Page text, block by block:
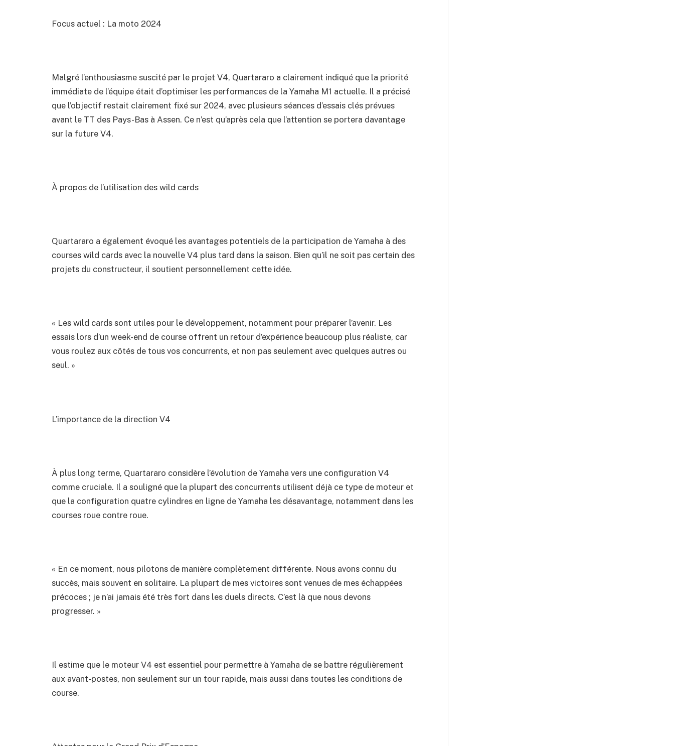
Focus actuel : La moto 2024
Malgré l’enthousiasme suscité par le projet V4, Quartararo a clairement indiqué que la priorité
immédiate de l’équipe était d’optimiser les performances de la Yamaha M1 actuelle. Il a précisé
que l’objectif restait clairement fixé sur 2024, avec plusieurs séances d’essais clés prévues
avant le TT des Pays-Bas à Assen. Ce n’est qu’après cela que l’attention se portera davantage
sur la future V4.
À propos de l’utilisation des wild cards
Quartararo a également évoqué les avantages potentiels de la participation de Yamaha à des
courses wild cards avec la nouvelle V4 plus tard dans la saison. Bien qu’il ne soit pas certain des
projets du constructeur, il soutient personnellement cette idée.
« Les wild cards sont utiles pour le développement, notamment pour préparer l’avenir. Les
essais lors d’un week-end de course offrent un retour d’expérience beaucoup plus réaliste, car
vous roulez aux côtés de tous vos concurrents, et non pas seulement avec quelques autres ou
seul. »
L’importance de la direction V4
À plus long terme, Quartararo considère l’évolution de Yamaha vers une configuration V4
comme cruciale. Il a souligné que la plupart des concurrents utilisent déjà ce type de moteur et
que la configuration quatre cylindres en ligne de Yamaha les désavantage, notamment dans les
courses roue contre roue.
« En ce moment, nous pilotons de manière complètement différente. Nous avons connu du
succès, mais souvent en solitaire. La plupart de mes victoires sont venues de mes échappées
précoces ; je n’ai jamais été très fort dans les duels directs. C’est là que nous devons
progresser. »
Il estime que le moteur V4 est essentiel pour permettre à Yamaha de se battre régulièrement
aux avant-postes, non seulement sur un tour rapide, mais aussi dans toutes les conditions de
course.